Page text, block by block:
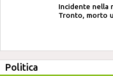
Incidente nella
Tronto, morto
Politica